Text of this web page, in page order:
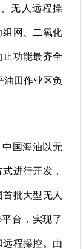
无人远程操
组网、二氧化
功能最齐全
油田作业区负
国海油以无
进行开发，
批大型无人
台，实现了
程操控。由